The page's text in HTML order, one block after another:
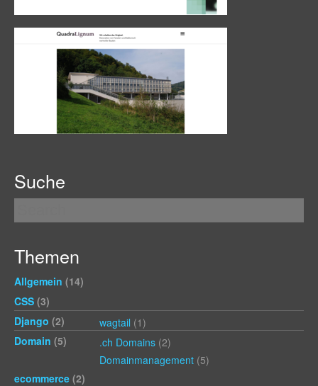
Suche
Themen
Allgemein (14)
CSS (3)
Django (2) wagtail (1)
Domain (5) .ch Domains (2)
Domainmanagement (5)
ecommerce (2)